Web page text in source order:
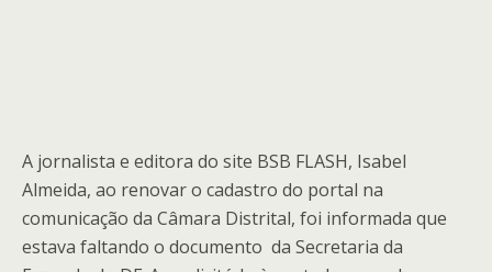
A jornalista e editora do site BSB FLASH, Isabel
Almeida, ao renovar o cadastro do portal na
comunicação da Câmara Distrital, foi informada que
estava faltando o documento da Secretaria da